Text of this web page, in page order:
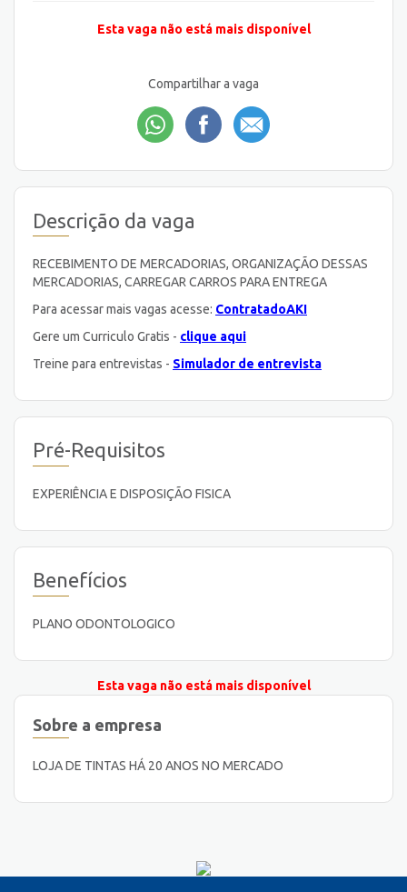
Esta vaga não está mais disponível
Compartilhar a vaga
Descrição da vaga
RECEBIMENTO DE MERCADORIAS, ORGANIZAÇÃO DESSAS
MERCADORIAS, CARREGAR CARROS PARA ENTREGA
Para acessar mais vagas acesse: ContratadoAKI
Gere um Curriculo Gratis - clique aqui
Treine para entrevistas - Simulador de entrevista
Pré-Requisitos
EXPERIÊNCIA E DISPOSIÇÃO FISICA
Benefícios
PLANO ODONTOLOGICO
Esta vaga não está mais disponível
Sobre a empresa
LOJA DE TINTAS HÁ 20 ANOS NO MERCADO